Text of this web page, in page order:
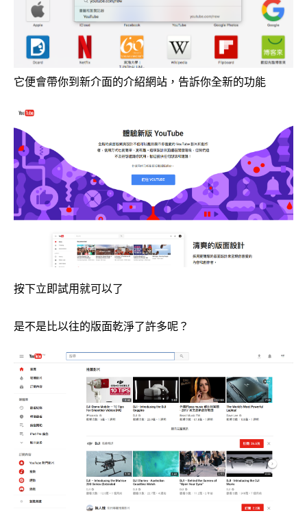
它便會帶你到新介面的介紹網站，告訴你全新的功能
按下立即試用就可以了
是不是比以往的版面乾淨了許多呢？